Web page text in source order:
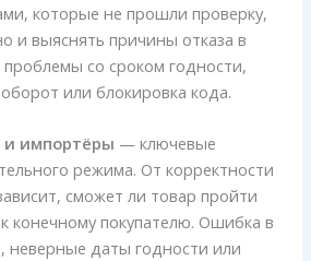
которые не прошли проверку,
и выяснять причины отказа в
со сроком годности,
или блокировка кода.
и импортёры — ключевые
режима. От корректности
сможет ли товар пройти
конечному покупателю. Ошибка в
неверные даты годности или